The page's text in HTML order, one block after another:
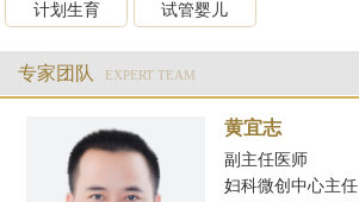
计划生育 试管婴儿
专家团队 EXPERT TEAM
黄宜志
副主任医师
妇科微创中心主任